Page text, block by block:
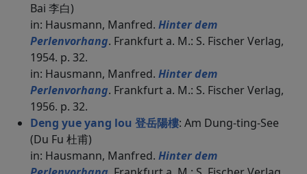
Bai 李白)
in: Hausmann, Manfred. Hinter dem
Perlenvorhang. Frankfurt a. M.: S. Fischer Verlag,
1954. p. 32.
in: Hausmann, Manfred. Hinter dem
Perlenvorhang. Frankfurt a. M.: S. Fischer Verlag,
1956. p. 32.
Deng yue yang lou 登岳陽樓: Am Dung-ting-See
(Du Fu 杜甫)
in: Hausmann, Manfred. Hinter dem